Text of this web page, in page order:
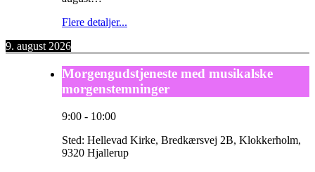
Flere detaljer...
9. august 2026
Morgengudstjeneste med musikalske
morgenstemninger
9:00 - 10:00
Sted: Hellevad Kirke, Bredkærsvej 2B, Klokkerholm,
9320 Hjallerup